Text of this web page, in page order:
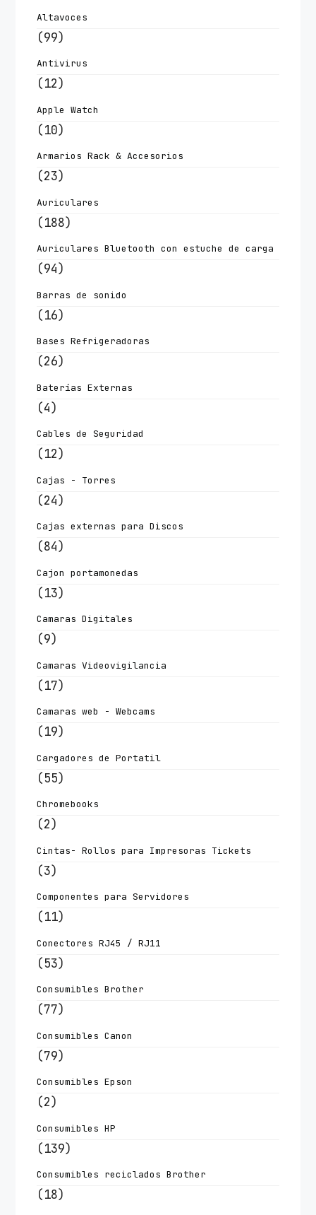
Altavoces
(99)
Antivirus
(12)
Apple Watch
(10)
Armarios Rack & Accesorios
(23)
Auriculares
(188)
Auriculares Bluetooth con estuche de carga
(94)
Barras de sonido
(16)
Bases Refrigeradoras
(26)
Baterías Externas
(4)
Cables de Seguridad
(12)
Cajas - Torres
(24)
Cajas externas para Discos
(84)
Cajon portamonedas
(13)
Camaras Digitales
(9)
Camaras Videovigilancia
(17)
Camaras web - Webcams
(19)
Cargadores de Portatil
(55)
Chromebooks
(2)
Cintas- Rollos para Impresoras Tickets
(3)
Componentes para Servidores
(11)
Conectores RJ45 / RJ11
(53)
Consumibles Brother
(77)
Consumibles Canon
(79)
Consumibles Epson
(2)
Consumibles HP
(139)
Consumibles reciclados Brother
(18)